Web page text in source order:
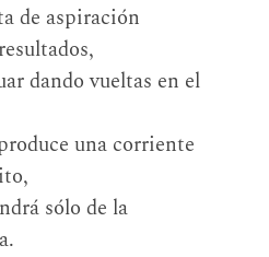
de aspiración
dando vueltas en el
una corriente
sólo de la